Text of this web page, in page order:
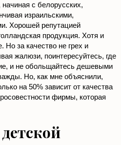
с белорусских,
израильскими,
Хорошей репутацией
продукция. Хотя и
Но за качество не грех и
жалюзи, поинтересуйтесь, где
и не обольщайтесь дешевыми
Но, как мне объяснили,
на 50% зависит от качества
фирмы, которая